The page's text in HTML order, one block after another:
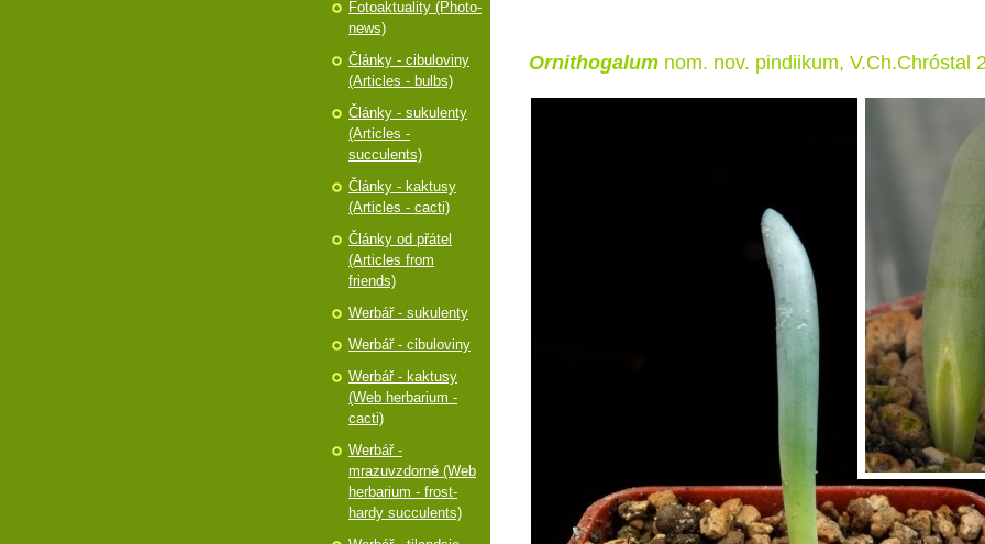
Ornithogalum nom. nov. pindiikum, V.Ch.Chróstal
Fotoaktuality (Photo-
news)
Články - cibuloviny
(Articles - bulbs)
Články - sukulenty
(Articles -
succulents)
Články - kaktusy
(Articles - cacti)
Články od přátel
(Articles from
friends)
Werbář - sukulenty
Werbář - cibuloviny
Werbář - kaktusy
(Web herbarium -
cacti)
Werbář -
mrazuvzdorné (Web
herbarium - frost-
hardy succulents)